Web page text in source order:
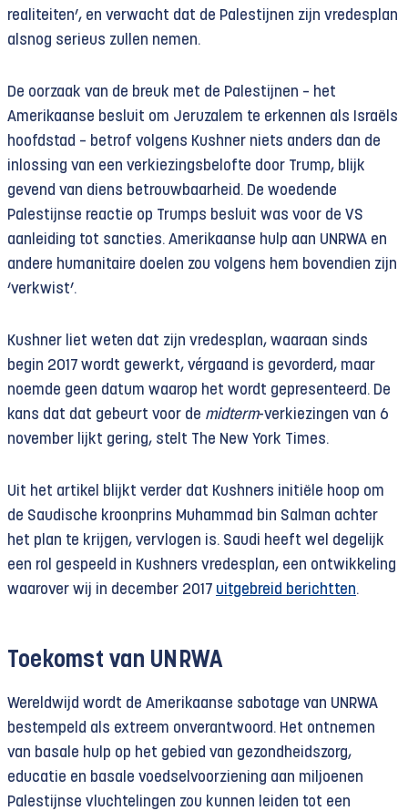
realiteiten’, en verwacht dat de Palestijnen zijn vredesplan
alsnog serieus zullen nemen.
De oorzaak van de breuk met de Palestijnen – het
Amerikaanse besluit om Jeruzalem te erkennen als Israëls
hoofdstad – betrof volgens Kushner niets anders dan de
inlossing van een verkiezingsbelofte door Trump, blijk
gevend van diens betrouwbaarheid. De woedende
Palestijnse reactie op Trumps besluit was voor de VS
aanleiding tot sancties. Amerikaanse hulp aan UNRWA en
andere humanitaire doelen zou volgens hem bovendien zijn
‘verkwist’.
Kushner liet weten dat zijn vredesplan, waaraan sinds
begin 2017 wordt gewerkt, vérgaand is gevorderd, maar
noemde geen datum waarop het wordt gepresenteerd. De
kans dat dat gebeurt voor de midterm-verkiezingen van 6
november lijkt gering, stelt The New York Times.
Uit het artikel blijkt verder dat Kushners initiële hoop om
de Saudische kroonprins Muhammad bin Salman achter
het plan te krijgen, vervlogen is. Saudi heeft wel degelijk
een rol gespeeld in Kushners vredesplan, een ontwikkeling
waarover wij in december 2017 uitgebreid berichtten.
Toekomst van UNRWA
Wereldwijd wordt de Amerikaanse sabotage van UNRWA
bestempeld als extreem onverantwoord. Het ontnemen
van basale hulp op het gebied van gezondheidszorg,
educatie en basale voedselvoorziening aan miljoenen
Palestijnse vluchtelingen zou kunnen leiden tot een